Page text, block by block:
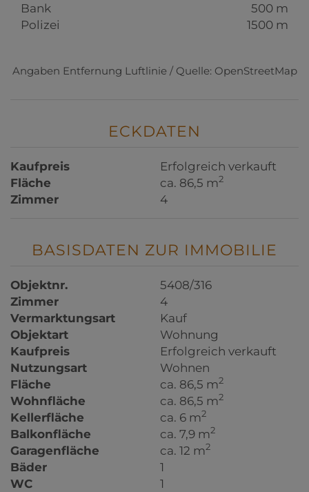
Bank
500 m
Polizei
1500 m
Angaben Entfernung Luftlinie / Quelle: OpenStreetMap
ECKDATEN
Kaufpreis
Erfolgreich verkauft
Fläche
ca. 86,5 m2
Zimmer 4
BASISDATEN ZUR IMMOBILIE
Objektnr.
5408/316
Zimmer
4
Vermarktungsart
Kauf
Objektart
Wohnung
Kaufpreis
Erfolgreich verkauft
Nutzungsart
Wohnen
Fläche
ca. 86,5 m2
Wohnfläche ca. 86,5 m2
Kellerfläche ca. 6 m2
Balkonfläche ca. 7,9 m2
Garagenfläche ca. 12 m2
Bäder
1
WC
1